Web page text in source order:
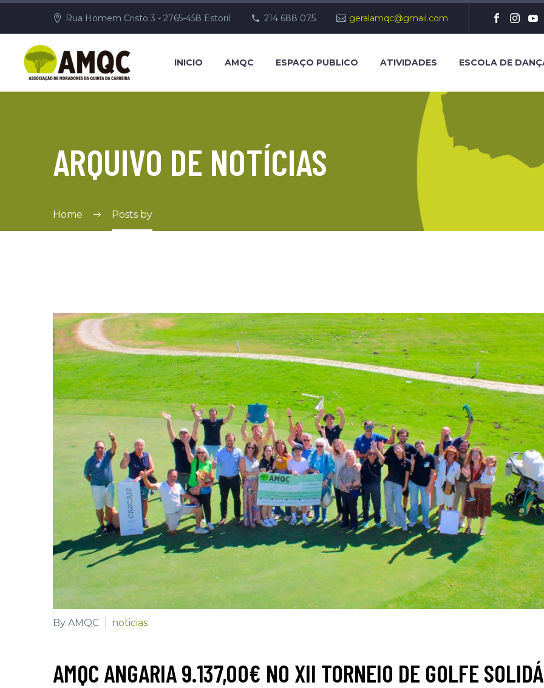
Rua Homem Cristo 3 - 2765-458 Estoril 214 688 075 geralamqc@gmail.com
INICIO AMQC ESPAÇO PUBLICO ATIVIDADES ESCOLA DE
ARQUIVO DE NOTÍCIAS
Home Posts by
By AMQC noticias
AMQC ANGARIA 9.137,00€ NO XII TORNEIO DE GOLFE